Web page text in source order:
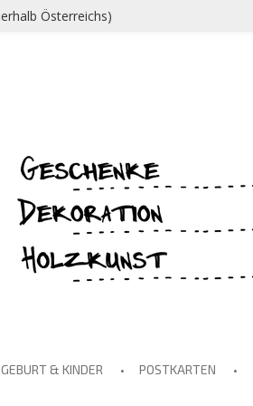
Österreichs)
GEBURT & KINDER POSTKARTEN